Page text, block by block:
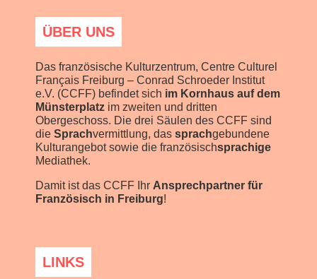
ÜBER UNS
Das französische Kulturzentrum, Centre Culturel
Français Freiburg – Conrad Schroeder Institut
e.V. (CCFF) befindet sich im Kornhaus auf dem
Münsterplatz im zweiten und dritten
Obergeschoss. Die drei Säulen des CCFF sind
die Sprachvermittlung, das sprachgebundene
Kulturangebot sowie die französischsprachige
Mediathek.
Damit ist das CCFF Ihr Ansprechpartner für
Französisch in Freiburg!
LINKS